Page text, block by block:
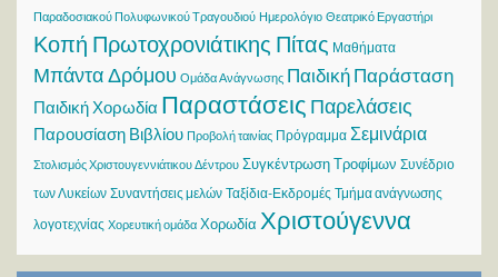
Παραδοσιακού Πολυφωνικού Τραγουδιού Ημερολόγιο Θεατρικό Εργαστήρι
Κοπή Πρωτοχρονιάτικης Πίτας Μαθήματα
Μπάντα Δρόμου Ομάδα Ανάγνωσης Παιδική Παράσταση
Παιδική Χορωδία Παραστάσεις Παρελάσεις
Παρουσίαση Βιβλίου Προβολή ταινίας Πρόγραμμα Σεμινάρια
Στολισμός Χριστουγεννιάτικου Δέντρου Συγκέντρωση Τροφίμων Συνέδριο
των Λυκείων Συναντήσεις μελών Ταξίδια-Εκδρομές Τμήμα ανάγνωσης
λογοτεχνίας Χορευτική ομάδα Χορωδία Χριστούγεννα